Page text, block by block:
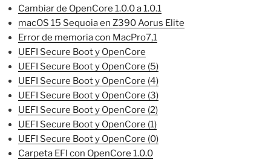
Cambiar de OpenCore 1.0.0 a 1.0.1
macOS 15 Sequoia en Z390 Aorus Elite
Error de memoria con MacPro7,1
UEFI Secure Boot y OpenCore
UEFI Secure Boot y OpenCore (5)
UEFI Secure Boot y OpenCore (4)
UEFI Secure Boot y OpenCore (3)
UEFI Secure Boot y OpenCore (2)
UEFI Secure Boot y OpenCore (1)
UEFI Secure Boot y OpenCore (0)
Carpeta EFI con OpenCore 1.0.0